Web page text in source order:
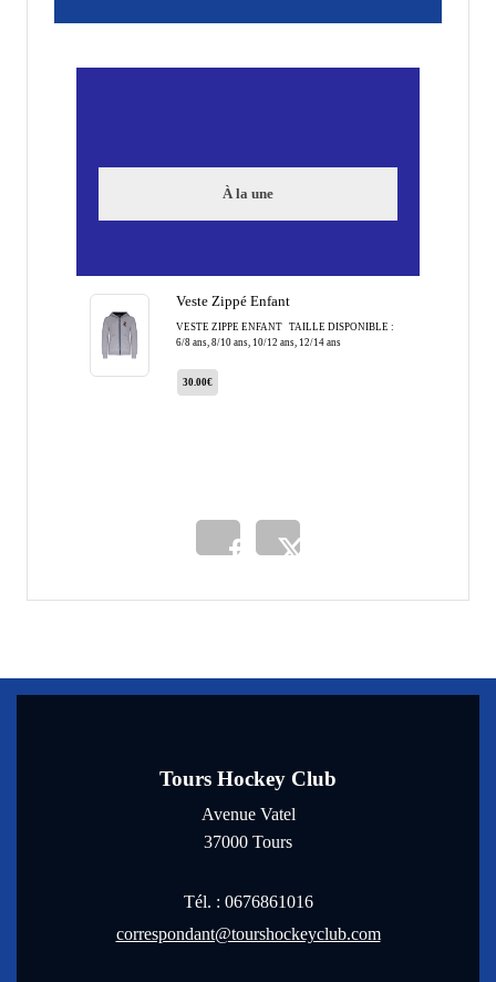
À la une
Veste Zippé Enfant
VESTE ZIPPE ENFANT TAILLE DISPONIBLE :
6/8 ans, 8/10 ans, 10/12 ans, 12/14 ans
30.00€
Tours Hockey Club
Avenue Vatel
37000 Tours
Tél. : 0676861016
correspondant@tourshockeyclub.com